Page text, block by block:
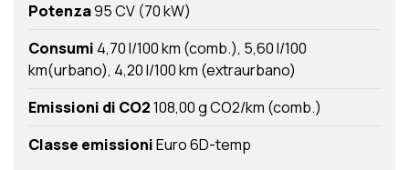
Potenza95 CV (70 kW)
Consumi 4,70 l/100 km (comb.) 5,60 l/100
km(urbano) 4,20 l/100 km (extraurbano)
Emissioni di CO2108,00 g CO2/km (comb.)
Classe emissioniEuro 6D-temp